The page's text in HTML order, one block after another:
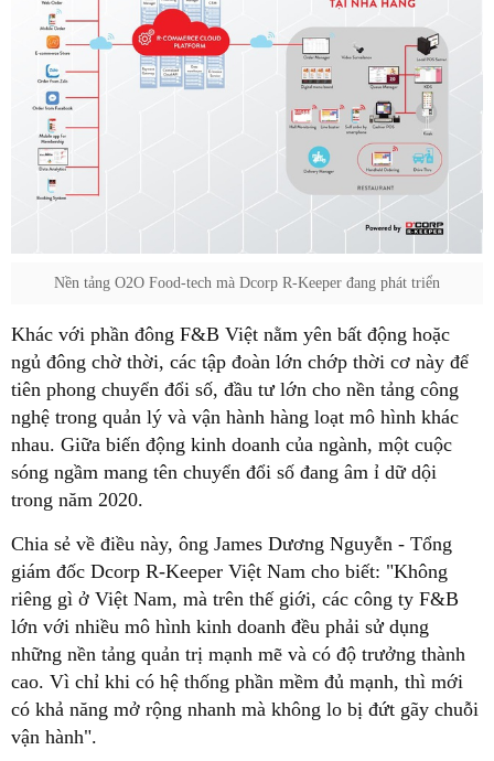
Nền tảng O2O Food-tech mà Dcorp R-Keeper đang phát triển
Khác với phần đông F&B Việt nằm yên bất động hoặc
ngủ đông chờ thời, các tập đoàn lớn chớp thời cơ này để
tiên phong chuyển đổi số, đầu tư lớn cho nền tảng công
nghệ trong quản lý và vận hành hàng loạt mô hình khác
nhau. Giữa biến động kinh doanh của ngành, một cuộc
sóng ngầm mang tên chuyển đổi số đang âm ỉ dữ dội
trong năm 2020.
Chia sẻ về điều này, ông James Dương Nguyễn - Tổng
giám đốc Dcorp R-Keeper Việt Nam cho biết: "Không
riêng gì ở Việt Nam, mà trên thế giới, các công ty F&B
lớn với nhiều mô hình kinh doanh đều phải sử dụng
những nền tảng quản trị mạnh mẽ và có độ trưởng thành
cao. Vì chỉ khi có hệ thống phần mềm đủ mạnh, thì mới
có khả năng mở rộng nhanh mà không lo bị đứt gãy chuỗi
vận hành".